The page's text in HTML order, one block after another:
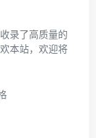
录了高质量的
本站，欢迎将